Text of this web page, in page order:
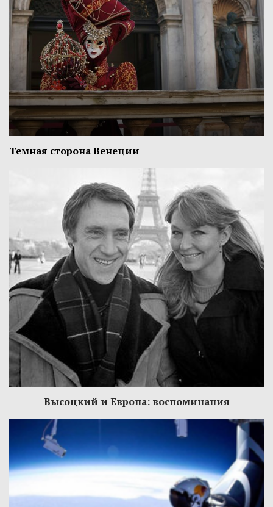
Темная сторона Венеции
Высоцкий и Европа: воспоминания